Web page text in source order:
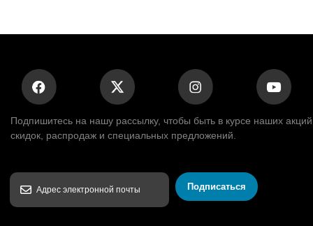
Подпишитесь на нашу рассылку, чтобы быть в курсе наших
скидок, распродаж и специальных предложений.
Подписаться